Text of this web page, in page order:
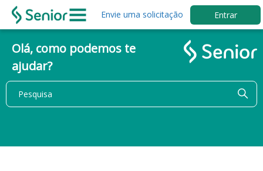
Envie uma solicitação Entrar
Olá, como podemos te
ajudar?